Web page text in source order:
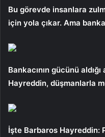
Bu görevde insanlara
için yola çıkar. Ama
Bankacının gücünü
Hayreddin, düşmanlarla
İşte Barbaros Hayreddin: